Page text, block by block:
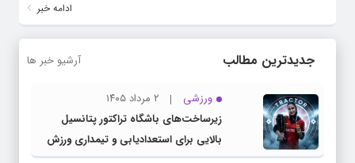
ادامه خبر
جدیدترین مطالب آرشیو خبر ها
ورزشی
۲ مرداد ۱۴۰۵
زیرساخت‌های باشگاه تراکتور پتانسیل
بالایی برای استعدادیابی و تیمداری ورزش